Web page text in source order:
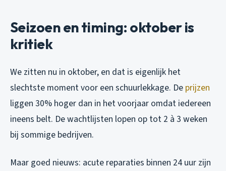
Seizoen en timing: oktober is
kritiek
We zitten nu in oktober, en dat is eigenlijk het
slechtste moment voor een schuurlekkage. De prijzen
liggen 30% hoger dan in het voorjaar omdat iedereen
ineens belt. De wachtlijsten lopen op tot 2 à 3 weken
bij sommige bedrijven.
Maar goed nieuws: acute reparaties binnen 24 uur zijn